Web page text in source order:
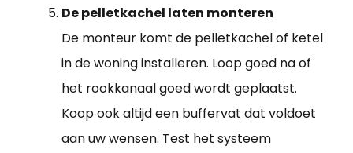
De pelletkachel laten monteren
De monteur komt de pelletkachel of ketel
in de woning installeren. Loop goed na of
het rookkanaal goed wordt geplaatst.
Koop ook altijd een buffervat dat voldoet
aan uw wensen. Test het systeem